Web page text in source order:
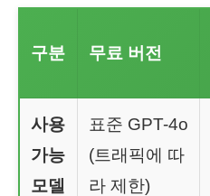
구분 무료 버전
사용
가능
모델
표준 GPT-4o
(트래픽에 따
라 제한)